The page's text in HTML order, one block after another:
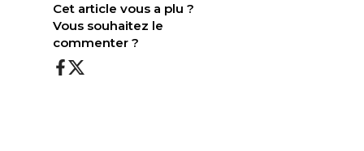
Cet article vous a plu ?
Vous souhaitez le
commenter ?